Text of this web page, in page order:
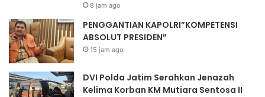
8 jam ago
PENGGANTIAN KAPOLRI”KOMPETENSI
ABSOLUT PRESIDEN”
15 jam ago
DVI Polda Jatim Serahkan Jenazah
Kelima Korban KM Mutiara Sentosa II